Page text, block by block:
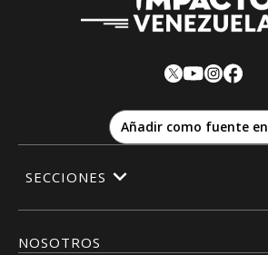
Añadir como fuente en
NOSOTROS
SECCIONES